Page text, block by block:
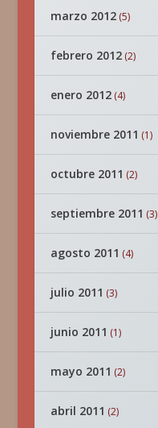
marzo 2012(5)
febrero 2012(2)
enero 2012(4)
noviembre 2011 (1)
octubre 2011 (2)
septiembre 2011 (3)
agosto 2011 (4)
julio 2011 (3)
junio 2011 (1)
mayo 2011 (2)
abril 2011 (2)